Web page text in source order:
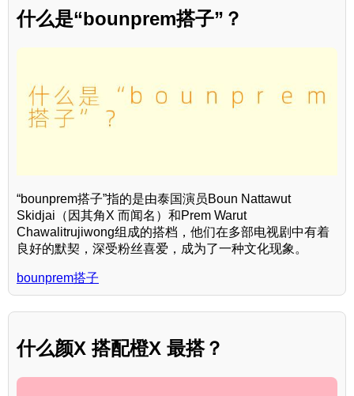
什么是“bounprem搭子”？
“bounprem搭子”指的是由泰国演员Boun Nattawut
Skidjai（因其角X 而闻名）和Prem Warut
Chawalitrujiwong组成的搭档，他们在多部电视剧中有着
良好的默契，深受粉丝喜爱，成为了一种文化现象。
bounprem搭子
什么颜X 搭配橙X 最搭？